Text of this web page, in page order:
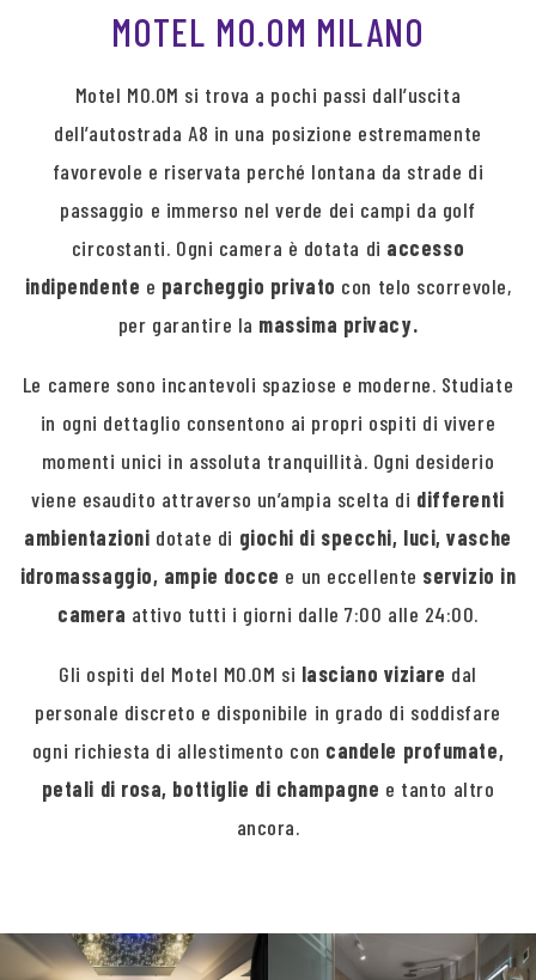
MOTEL MO.OM MILANO
Motel MO.OM si trova a pochi passi dall’uscita
dell’autostrada A8 in una posizione estremamente
favorevole e riservata perché lontana da strade di
passaggio e immerso nel verde dei campi da golf
circostanti. Ogni camera è dotata di accesso
indipendente e parcheggio privato con telo scorrevole,
per garantire la massima privacy.
Le camere sono incantevoli spaziose e moderne. Studiate
in ogni dettaglio consentono ai propri ospiti di vivere
momenti unici in assoluta tranquillità. Ogni desiderio
viene esaudito attraverso un’ampia scelta di differenti
ambientazioni dotate di giochi di specchi, luci, vasche
idromassaggio, ampie docce e un eccellente servizio in
camera attivo tutti i giorni dalle 7:00 alle 24:00.
Gli ospiti del Motel MO.OM si lasciano viziare dal
personale discreto e disponibile in grado di soddisfare
ogni richiesta di allestimento con candele profumate,
petali di rosa, bottiglie di champagne e tanto altro
ancora.